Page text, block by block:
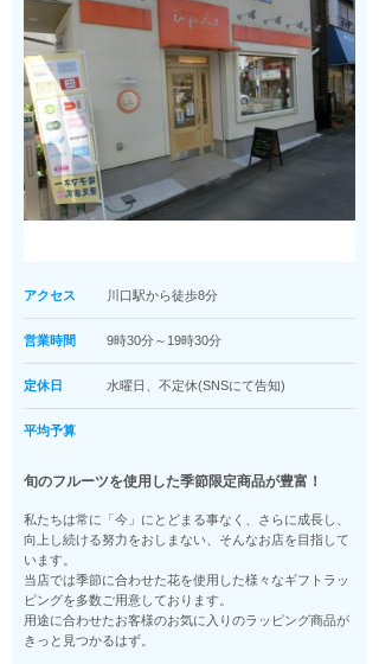
アクセス 川口駅から徒歩8分
営業時間 9時30分～19時30分
定休日 水曜日、不定休(SNSにて告知)
平均予算
旬のフルーツを使用した季節限定商品が豊富！
私たちは常に「今」にとどまる事なく、さらに成長し、
向上し続ける努力をおしまない、そんなお店を目指して
います。
当店では季節に合わせた花を使用した様々なギフトラッ
ピングを多数ご用意しております。
用途に合わせたお客様のお気に入りのラッピング商品が
きっと見つかるはず。